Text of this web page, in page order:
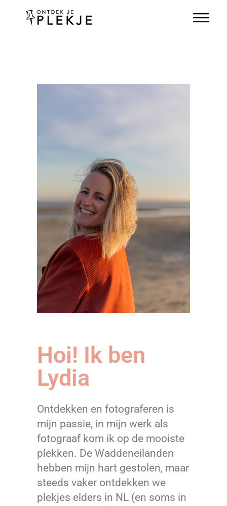
Hoi! Ik ben
Lydia
Ontdekken en fotograferen is
mijn passie, in mijn werk als
fotograaf kom ik op de mooiste
plekken. De Waddeneilanden
hebben mijn hart gestolen, maar
steeds vaker ontdekken we
plekjes elders in NL (en soms in